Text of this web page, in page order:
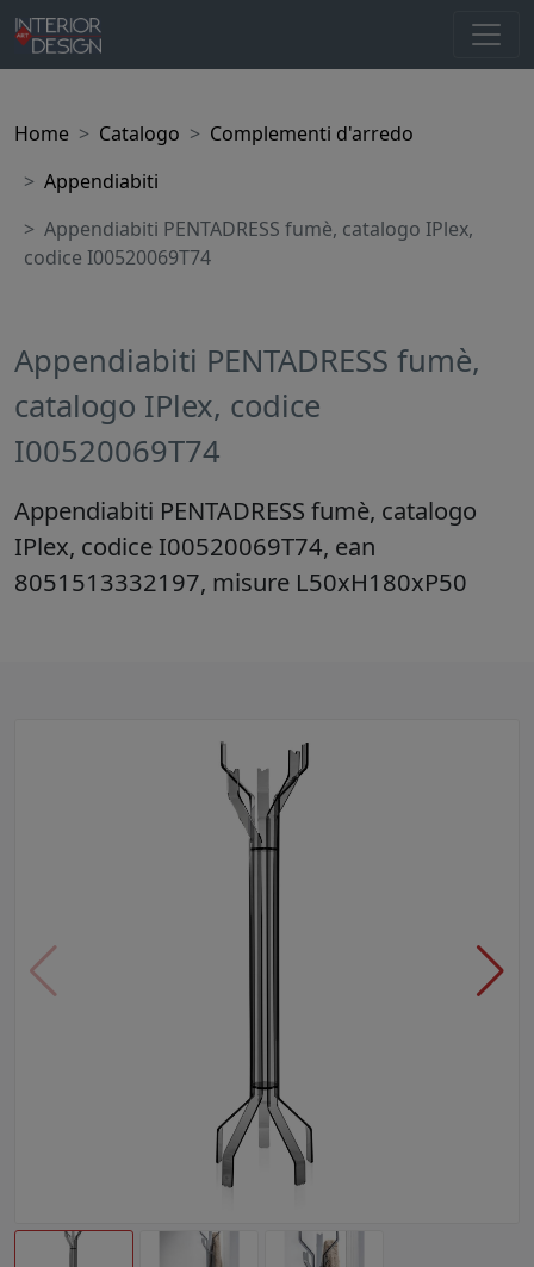
Home Catalogo
Complementi d'arredo
Appendiabiti
Appendiabiti PENTADRESS fumè, catalogo IPlex,
codice I00520069T74
Appendiabiti PENTADRESS fumè,
catalogo IPlex, codice
I00520069T74
Appendiabiti PENTADRESS fumè, catalogo
IPlex, codice I00520069T74, ean
8051513332197, misure L50xH180xP50